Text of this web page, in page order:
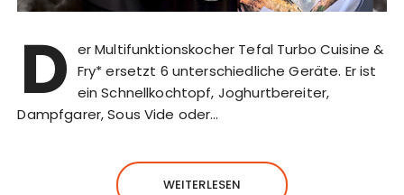
D er Multifunktionskocher Tefal Turbo Cuisine &
Fry* ersetzt 6 unterschiedliche Geräte. Er ist
ein Schnellkochtopf, Joghurtbereiter,
Dampfgarer, Sous Vide oder…
WEITERLESEN